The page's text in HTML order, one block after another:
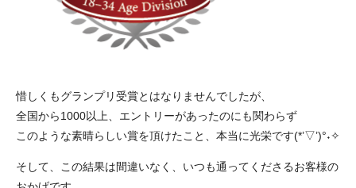
惜しくもグランプリ受賞とはなりませんでしたが、
全国から1000以上、エントリーがあったのにも関わらず
このような素晴らしい賞を頂けたこと、本当に光栄です(*’▽’)°˖✧
そして、この結果は間違いなく、いつも通ってくださるお客様の